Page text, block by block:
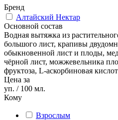
Бренд
Алтайский Нектар
Основной состав
Водная вытяжка из
большого лист, крапивы
обыкновенной лист и плоды,
чёрной лист, можжевельника
фруктоза, L-аскорбиновая
Цена за
уп. / 100 мл.
Кому
Взрослым